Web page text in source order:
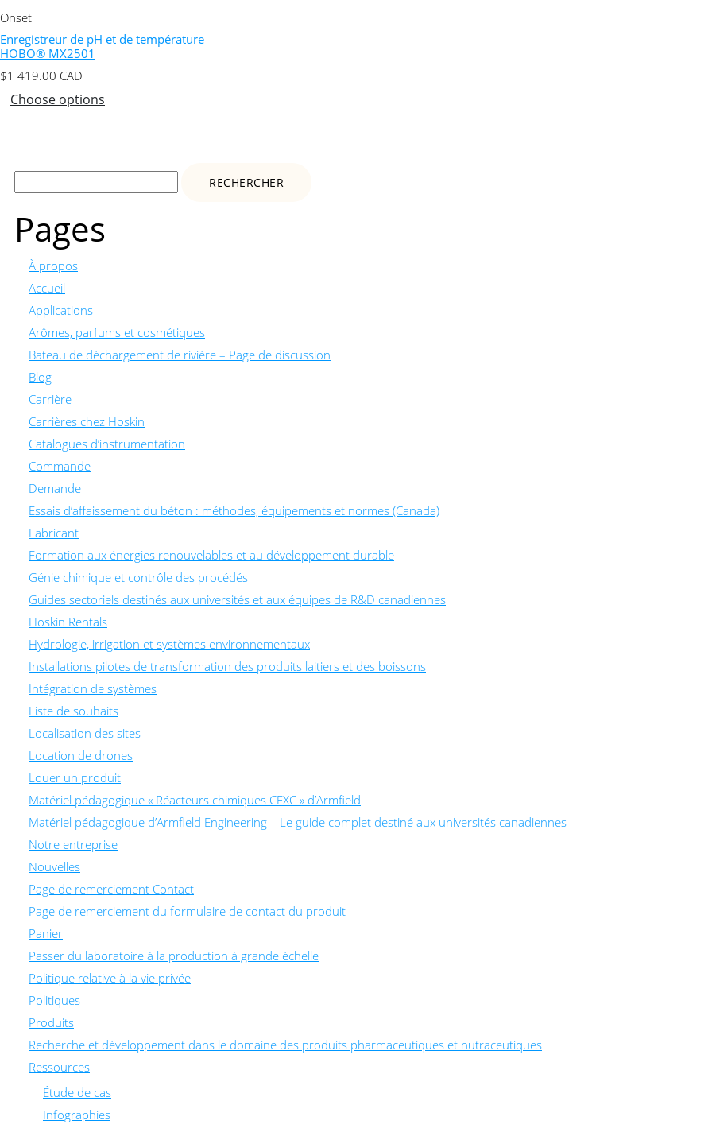
Onset
Enregistreur de pH et de température
HOBO® MX2501
$1 419.00 CAD
Choose options
Rechercher :
Pages
À propos
Accueil
Applications
Arômes, parfums et cosmétiques
Bateau de déchargement de rivière – Page de discussion
Blog
Carrière
Carrières chez Hoskin
Catalogues d’instrumentation
Commande
Demande
Essais d’affaissement du béton : méthodes, équipements et normes (Canada)
Fabricant
Formation aux énergies renouvelables et au développement durable
Génie chimique et contrôle des procédés
Guides sectoriels destinés aux universités et aux équipes de R&D canadiennes
Hoskin Rentals
Hydrologie, irrigation et systèmes environnementaux
Installations pilotes de transformation des produits laitiers et des boissons
Intégration de systèmes
Liste de souhaits
Localisation des sites
Location de drones
Louer un produit
Matériel pédagogique « Réacteurs chimiques CEXC » d’Armfield
Matériel pédagogique d’Armfield Engineering – Le guide complet destiné aux universités canadiennes
Notre entreprise
Nouvelles
Page de remerciement Contact
Page de remerciement du formulaire de contact du produit
Panier
Passer du laboratoire à la production à grande échelle
Politique relative à la vie privée
Politiques
Produits
Recherche et développement dans le domaine des produits pharmaceutiques et nutraceutiques
Ressources
Étude de cas
Infographies